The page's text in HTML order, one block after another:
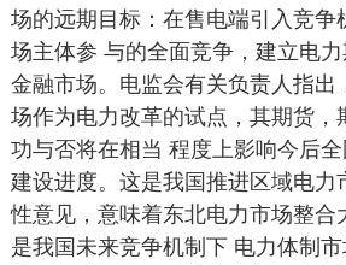
场的远期目标：在售电端引入竞争
场主体参 与的全面竞争，建立电
金融市场。电监会有关负责人指出
场作为电力改革的试点，其期货，
功与否将在相当 程度上影响今后
建设进度。这是我国推进区域电力
性意见，意味着东北电力市场整合
是我国未来竞争机制下 电力体制